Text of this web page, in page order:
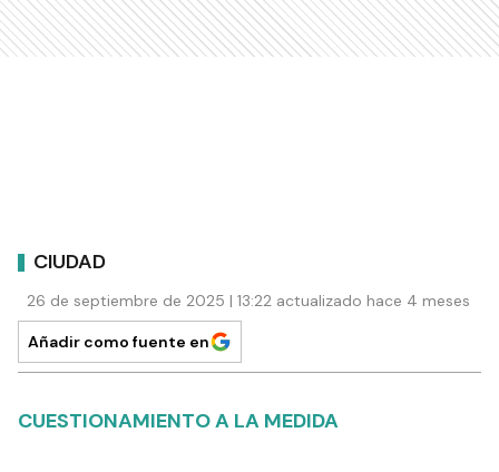
CIUDAD
26 de septiembre de 2025 | 13:22 actualizado hace 4 meses
Añadir como fuente en
CUESTIONAMIENTO A LA MEDIDA